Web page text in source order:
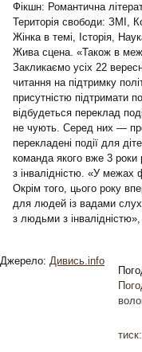
Фікшн: Романтична
Територія свободи: ЗМІ,
Жінка в темі, Історія,
Жива сцена. «Також в
Закликаємо усіх 22
читання на підтримку
присутністю підтримати
відбудеться переклад
не чують. Серед них —
перекладені події для
команда якого вже 3
з інвалідністю. «У межах
Окрім того, цього року
для людей із вадами
з людьми з
Джерело: Дивись.info
тиск: